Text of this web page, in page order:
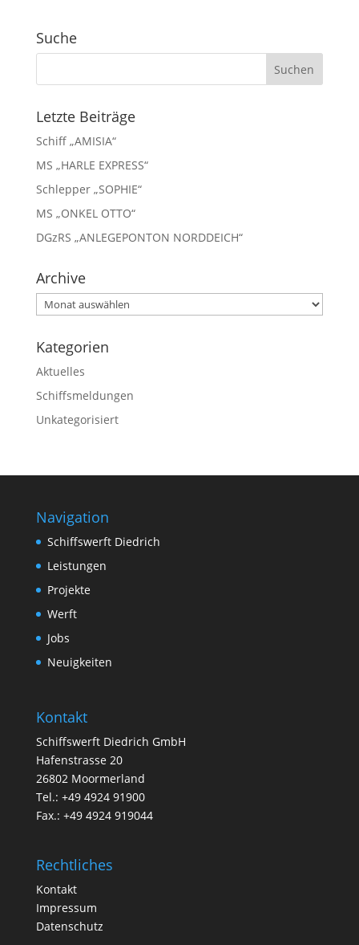
Suche
Letzte Beiträge
Schiff „AMISIA“
MS „HARLE EXPRESS“
Schlepper „SOPHIE“
MS „ONKEL OTTO“
DGzRS „ANLEGEPONTON NORDDEICH“
Archive
Archive
Kategorien
Aktuelles
Schiffsmeldungen
Unkategorisiert
Navigation
Schiffswerft Diedrich
Leistungen
Projekte
Werft
Jobs
Neuigkeiten
Kontakt
Schiffswerft Diedrich GmbH
Hafenstrasse 20
26802 Moormerland
Tel.: +49 4924 91900
Fax.: +49 4924 919044
Rechtliches
Kontakt
Impressum
Datenschutz